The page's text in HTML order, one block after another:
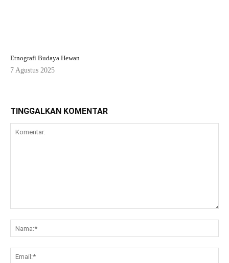
Etnografi Budaya Hewan
7 Agustus 2025
TINGGALKAN KOMENTAR